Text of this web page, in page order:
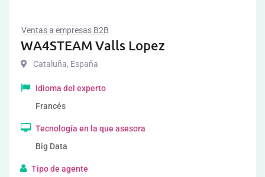
Ventas a empresas B2B
WA4STEAM Valls Lopez
Cataluña, España
Idioma del experto
Francés
Tecnología en la que asesora
Big Data
Tipo de agente